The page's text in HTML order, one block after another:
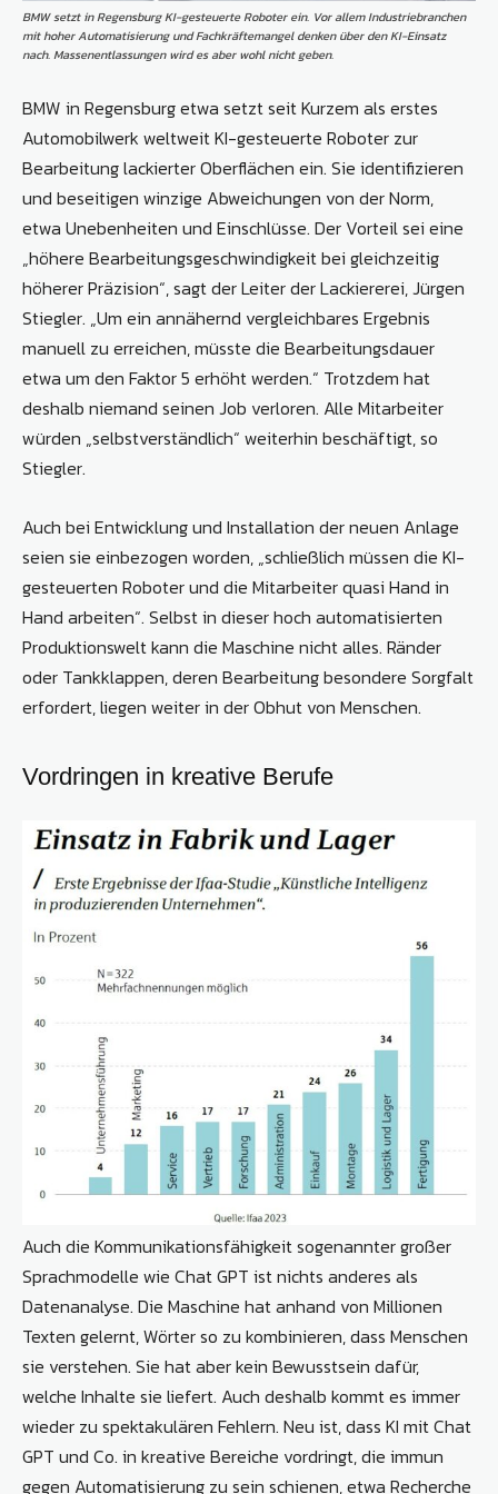
BMW setzt in Regensburg KI-gesteuerte Roboter ein. Vor allem Industriebranchen
mit hoher Automatisierung und Fachkräftemangel denken über den KI-Einsatz
nach. Massenentlassungen wird es aber wohl nicht geben.
BMW in Regensburg etwa setzt seit Kurzem als erstes
Automobilwerk weltweit KI-gesteuerte Roboter zur
Bearbeitung lackierter Oberflächen ein. Sie identifizieren
und beseitigen winzige Abweichungen von der Norm,
etwa Unebenheiten und Einschlüsse. Der Vorteil sei eine
„höhere Bearbeitungsgeschwindigkeit bei gleichzeitig
höherer Präzision“, sagt der Leiter der Lackiererei, Jürgen
Stiegler. „Um ein annähernd vergleichbares Ergebnis
manuell zu erreichen, müsste die Bearbeitungsdauer
etwa um den Faktor 5 erhöht werden.“ Trotzdem hat
deshalb niemand seinen Job verloren. Alle Mitarbeiter
würden „selbstverständlich“ weiterhin beschäftigt, so
Stiegler.
Auch bei Entwicklung und Installation der neuen Anlage
seien sie einbezogen worden, „schließlich müssen die KI-
gesteuerten Roboter und die Mitarbeiter quasi Hand in
Hand arbeiten“. Selbst in dieser hoch automatisierten
Produktionswelt kann die Maschine nicht alles. Ränder
oder Tankklappen, deren Bearbeitung besondere Sorgfalt
erfordert, liegen weiter in der Obhut von Menschen.
Vordringen in kreative Berufe
Auch die Kommunikationsfähigkeit sogenannter großer
Sprachmodelle wie Chat GPT ist nichts anderes als
Datenanalyse. Die Maschine hat anhand von Millionen
Texten gelernt, Wörter so zu kombinieren, dass Menschen
sie verstehen. Sie hat aber kein Bewusstsein dafür,
welche Inhalte sie liefert. Auch deshalb kommt es immer
wieder zu spektakulären Fehlern. Neu ist, dass KI mit Chat
GPT und Co. in kreative Bereiche vordringt, die immun
gegen Automatisierung zu sein schienen, etwa Recherche